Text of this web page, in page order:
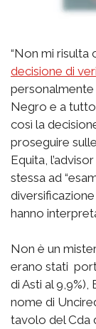
“Non mi risulta
decisione di
personalmente
Negro e a
così la
proseguire
Equita,
stessa ad
hanno
Non è un
erano stati
di Asti al
nome di
tavolo del Cda